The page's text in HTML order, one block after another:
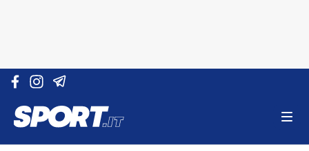
Vai al contenuto